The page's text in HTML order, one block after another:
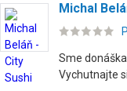
Michal
Sme
Vychutnajte